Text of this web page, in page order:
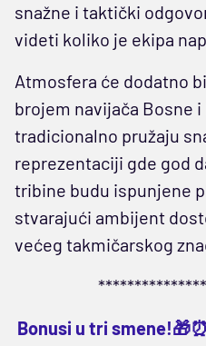
snažne i taktički
videti koliko je ekipa
Atmosfera će dodatno
brojem navijača Bosne
tradicionalno pružaju
reprezentaciji gde god
tribine budu ispunjene
stvarajući ambijent
većeg takmičarskog
Bonusi u tri